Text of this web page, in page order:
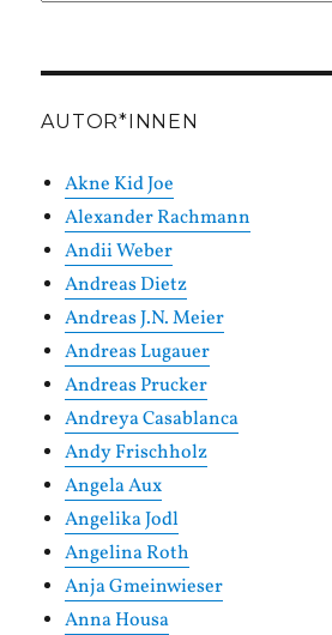
AUTOR*INNEN
Akne Kid Joe
Alexander Rachmann
Andii Weber
Andreas Dietz
Andreas J.N. Meier
Andreas Lugauer
Andreas Prucker
Andreya Casablanca
Andy Frischholz
Angela Aux
Angelika Jodl
Angelina Roth
Anja Gmeinwieser
Anna Housa